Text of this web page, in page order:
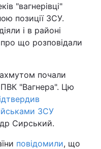
"вагнерівці"
позиції ЗСУ.
і в районі
про що розповідали
почали
ПВК "Вагнера". Цю
ЗСУ
Сирський.
повідомили, що